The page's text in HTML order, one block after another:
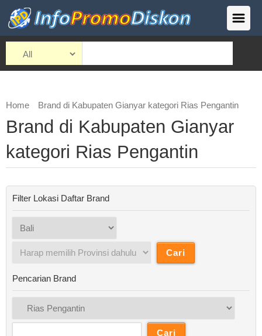
Home Brand di Kabupaten Gianyar kategori Rias Pengantin
Brand di Kabupaten Gianyar
kategori Rias Pengantin
Filter Lokasi Daftar Brand
Pencarian Brand